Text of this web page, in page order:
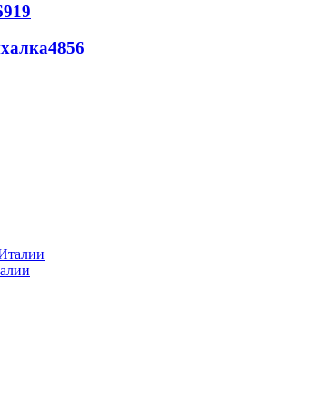
4856